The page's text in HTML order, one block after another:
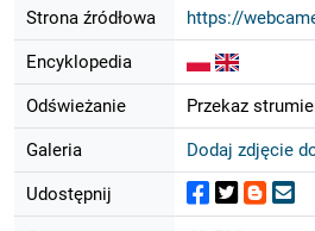
Strona źródłowa https://
Encyklopedia
Odświeżanie Przekaz
Galeria Dodaj zdjęcie
Udostępnij